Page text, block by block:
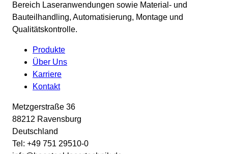
Bereich Laseranwendungen sowie Material- und
Bauteilhandling, Automatisierung, Montage und
Qualitätskontrolle.
Produkte
Über Uns
Karriere
Kontakt
Metzgerstraße 36
88212 Ravensburg
Deutschland
Tel: +49 751 29510-0